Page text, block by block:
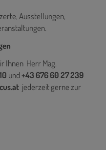
Ausstellungen,
Ihnen Herr Mag.
und+43 676 60 27 239
jederzeit gerne zur